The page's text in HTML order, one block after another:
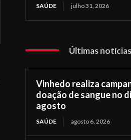
SAÚDE julho 31, 2026
Últimas notícias
Vinhedo realiza
doação de sangue no
agosto
SAÚDE agosto 6, 2026